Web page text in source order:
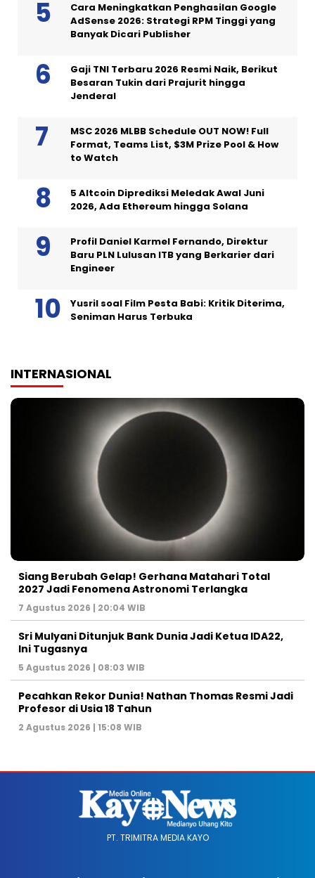
Cara Meningkatkan Penghasilan Google
AdSense 2026: Strategi RPM Tinggi yang
Banyak Dicari Publisher
Gaji TNI Terbaru 2026 Resmi Naik, Berikut
Besaran Tukin dari Prajurit hingga
Jenderal
MSC 2026 MLBB Schedule OUT NOW! Full
Format, Teams List, $3M Prize Pool & How
to Watch
5 Altcoin Diprediksi Meledak Awal Juni
2026, Ada Ethereum hingga Solana
Profil Daniel Karmel Fernando, Direktur
Baru PLN Lulusan ITB yang Berkarier dari
Engineer
Yusril soal Film Pesta Babi: Kritik Diterima,
Seniman Harus Terbuka
INTERNASIONAL
Siang Berubah Gelap! Gerhana Matahari Total
2027 Jadi Fenomena Astronomi Terlangka
7 Agustus 2026 | 20:04 WIB
Sri Mulyani Ditunjuk Bank Dunia Jadi Ketua IDA22,
Ini Tugasnya
5 Agustus 2026 | 08:03 WIB
Pecahkan Rekor Dunia! Nathan Thomas Resmi Jadi
Profesor di Usia 18 Tahun
2 Agustus 2026 | 15:08 WIB
PT. TRIMITRA MEDIA KAYO